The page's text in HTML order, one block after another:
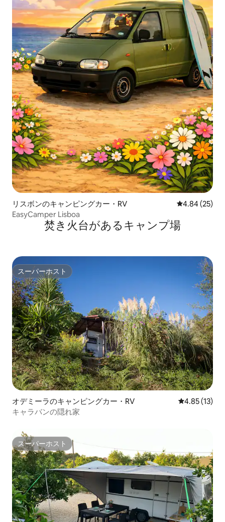
リスボンのキャンピングカー・RV レビュー25
4.84 (25)
EasyCamper Lisboa
焚き火台があるキャンプ場
スーパーホスト
スーパーホスト
オデミーラのキャンピングカー・RV レビュー13
4.85 (13)
キャラバンの隠れ家
スーパーホスト
スーパーホスト